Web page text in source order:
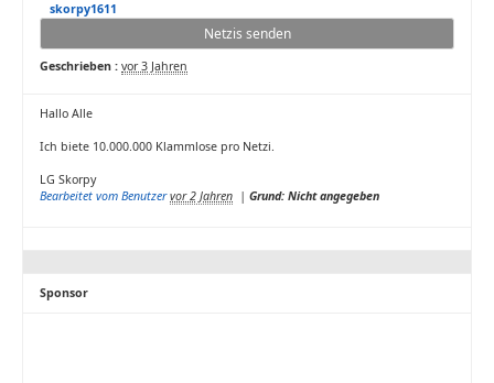
skorpy1611
Netzis senden
Geschrieben : vor 3 Jahren
Hallo Alle
Ich biete 10.000.000 Klammlose pro Netzi.
LG Skorpy
Bearbeitet vom Benutzer vor 2 Jahren | Grund: Nicht angegeben
Sponsor